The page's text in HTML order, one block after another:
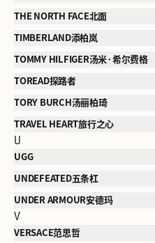
THE NORTH FACE北面
TIMBERLAND添柏岚
TOMMY HILFIGER汤米·希尔费格
TOREAD探路者
TORY BURCH汤丽柏琦
TRAVEL HEART旅行之心
U
UGG
UNDEFEATED五条杠
UNDER ARMOUR安德玛
V
VERSACE范思哲